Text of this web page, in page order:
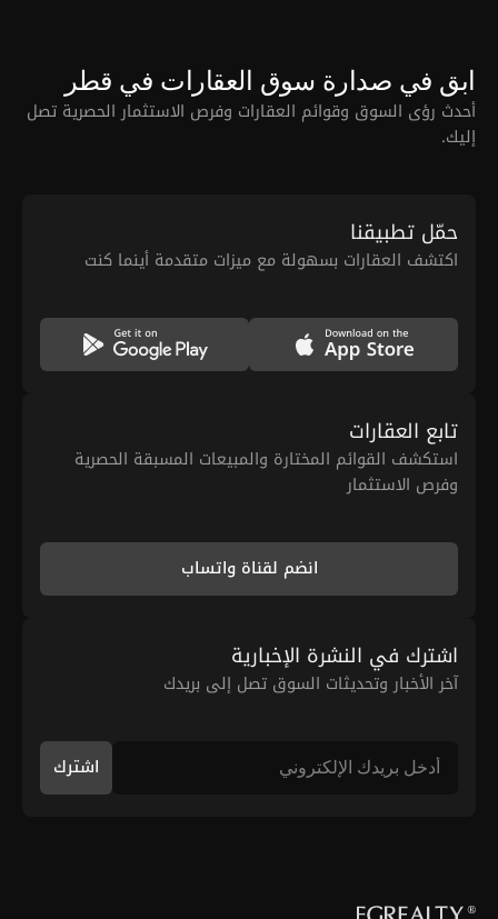
ابق في صدارة سوق العقارات في قطر
أحدث رؤى السوق وقوائم العقارات وفرص الاستثمار الحصرية تصل
إليك.
حمّل تطبيقنا
اكتشف العقارات بسهولة مع ميزات متقدمة أينما كنت
تابع العقارات
استكشف القوائم المختارة والمبيعات المسبقة الحصرية
وفرص الاستثمار
انضم لقناة واتساب
اشترك في النشرة الإخبارية
آخر الأخبار وتحديثات السوق تصل إلى بريدك
اشترك